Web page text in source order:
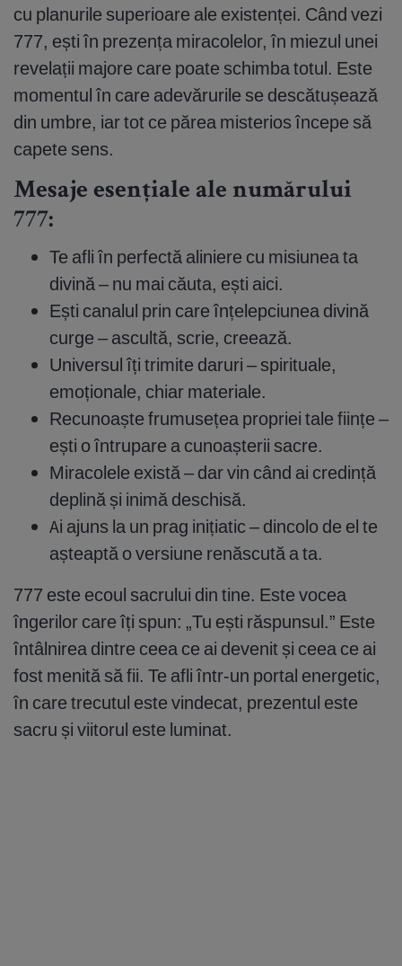
cu planurile superioare ale existenței. Când vezi
777, ești în prezența miracolelor, în miezul unei
revelații majore care poate schimba totul. Este
momentul în care adevărurile se descătușează
din umbre, iar tot ce părea misterios începe să
capete sens.
Mesaje esențiale ale numărului
777:
Te afli în perfectă aliniere cu misiunea ta
divină – nu mai căuta, ești aici.
Ești canalul prin care înțelepciunea divină
curge – ascultă, scrie, creează.
Universul îți trimite daruri – spirituale,
emoționale, chiar materiale.
Recunoaște frumusețea propriei tale ființe –
ești o întrupare a cunoașterii sacre.
Miracolele există – dar vin când ai credință
deplină și inimă deschisă.
Ai ajuns la un prag inițiatic – dincolo de el te
așteaptă o versiune renăscută a ta.
777 este ecoul sacrului din tine. Este vocea
îngerilor care îți spun: „Tu ești răspunsul.” Este
întâlnirea dintre ceea ce ai devenit și ceea ce ai
fost menită să fii. Te afli într-un portal energetic,
în care trecutul este vindecat, prezentul este
sacru și viitorul este luminat.